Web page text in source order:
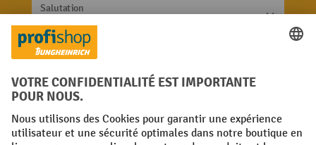
Salutation
Adresse e-mail